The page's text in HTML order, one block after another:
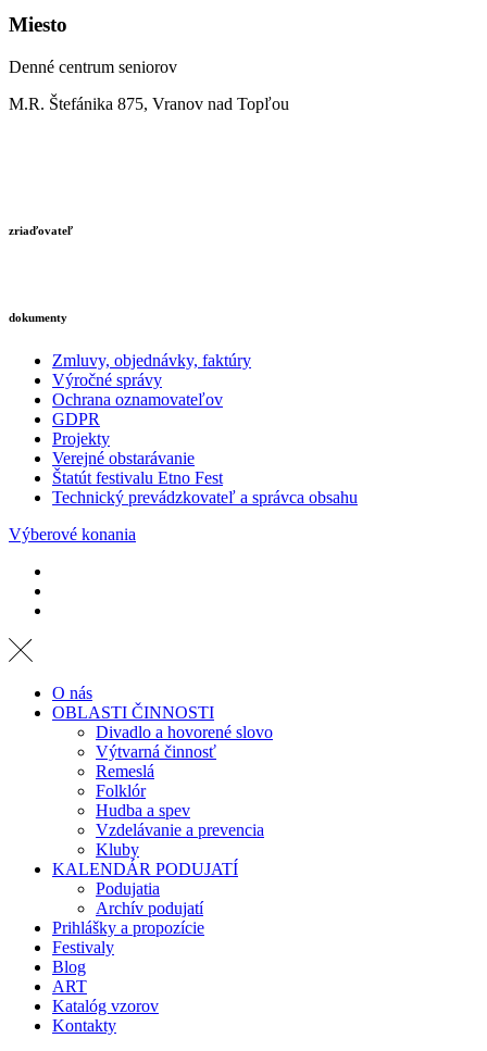
Miesto
Denné centrum seniorov
M.R. Štefánika 875, Vranov nad Topľou
zriaďovateľ
dokumenty
Zmluvy, objednávky, faktúry
Výročné správy
Ochrana oznamovateľov
GDPR
Projekty
Verejné obstarávanie
Štatút festivalu Etno Fest
Technický prevádzkovateľ a správca obsahu
Výberové konania
O nás
OBLASTI ČINNOSTI
Divadlo a hovorené slovo
Výtvarná činnosť
Remeslá
Folklór
Hudba a spev
Vzdelávanie a prevencia
Kluby
KALENDÁR PODUJATÍ
Podujatia
Archív podujatí
Prihlášky a propozície
Festivaly
Blog
ART
Katalóg vzorov
Kontakty